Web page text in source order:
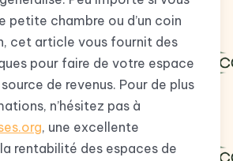
petite chambre ou d’un coin
cet article vous fournit des
pour faire de votre espace
de revenus. Pour de plus
n’hésitez pas à
, une excellente
rentabilité des espaces de